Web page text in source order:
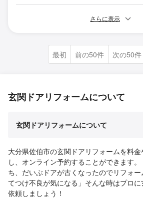
さらに表示
最初 前の50件 次の50件
玄関ドアリフォームについて
玄関ドアリフォームについて
大分県佐伯市の玄関ドアリフォームを料
し、オンライン予約することができます
ち、だいぶドアが古くなったのでリフォ
てつけ不良が気になる」そんな時はプロ
依頼しましょう！